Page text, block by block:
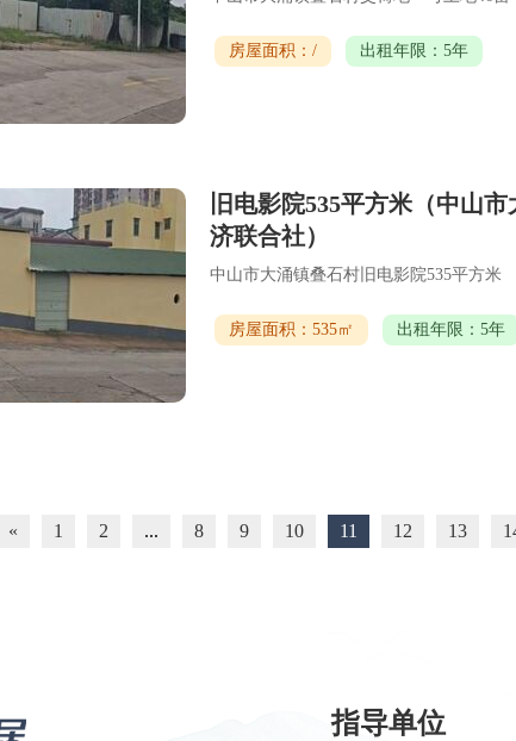
房屋面积：/ 出租年限：5年
旧电影院535平方米（中山
济联合社）
中山市大涌镇叠石村旧电影院535平方米
房屋面积：535㎡ 出租年限：5年
« 1 2 ... 8 9 10 11 12 13
指导单位